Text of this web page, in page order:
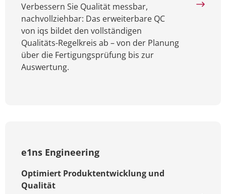
Verbessern Sie Qualität messbar,
nachvollziehbar: Das erweiterbare QC
von iqs bildet den vollständigen
Qualitäts-Regelkreis ab – von der Planung
über die Fertigungsprüfung bis zur
Auswertung.
e1ns Engineering
Optimiert Produktentwicklung und
Qualität